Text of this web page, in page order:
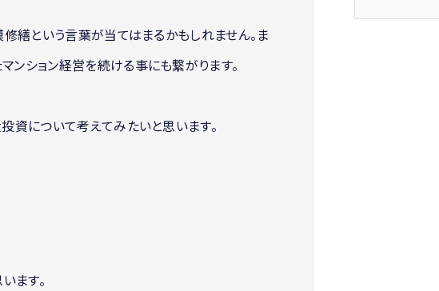
繕という言葉が当てはまるかもしれません。ま
ション経営を続ける事にも繋がります。
資について考えてみたいと思います。
ます。